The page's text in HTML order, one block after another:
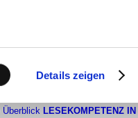
Details zeigen
Texte,
Überblick LESEKOMPETENZ